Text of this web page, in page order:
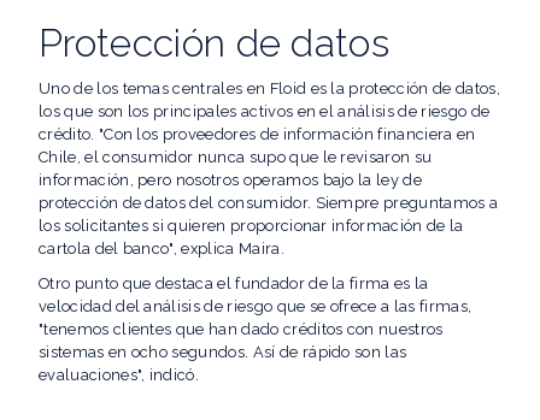
Protección de datos
Uno de los temas centrales en Floid es la protección de datos,
los que son los principales activos en el análisis de riesgo de
crédito. "Con los proveedores de información financiera en
Chile, el consumidor nunca supo que le revisaron su
información, pero nosotros operamos bajo la ley de
protección de datos del consumidor. Siempre preguntamos a
los solicitantes si quieren proporcionar información de la
cartola del banco", explica Maira.
Otro punto que destaca el fundador de la firma es la
velocidad del análisis de riesgo que se ofrece a las firmas,
"tenemos clientes que han dado créditos con nuestros
sistemas en ocho segundos. Así de rápido son las
evaluaciones", indicó.